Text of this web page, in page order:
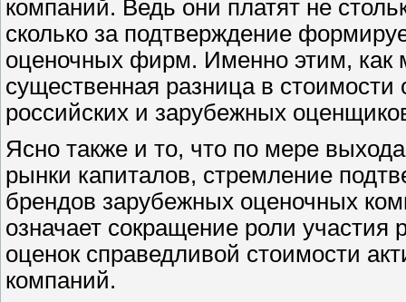
компаний. Ведь они платят не
сколько за подтверждение
оценочных фирм. Именно этим, как
существенная разница в
российских и зарубежных
Ясно также и то, что по мере
рынки капиталов, стремление
брендов зарубежных оценочных
означает сокращение роли
оценок справедливой стоимости
компаний.